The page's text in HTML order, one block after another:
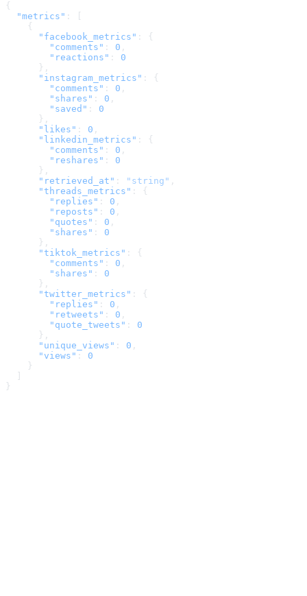
{
  "metrics"
: [
    {
      "facebook_metrics"
: {
        "comments"
: 0 ,
        "reactions"
: 0
      },
      "instagram_metrics"
: {
        "comments"
: 0 ,
        "shares"
: 0 ,
        "saved"
: 0
      },
      "likes"
: 0 ,
      "linkedin_metrics"
: {
        "comments"
: 0 ,
        "reshares"
: 0
      },
      "retrieved_at"
: "string" ,
      "threads_metrics"
: {
        "replies"
: 0 ,
        "reposts"
: 0 ,
        "quotes"
: 0 ,
        "shares"
: 0
      },
      "tiktok_metrics"
: {
        "comments"
: 0 ,
        "shares"
: 0
      },
      "twitter_metrics"
: {
        "replies"
: 0 ,
        "retweets"
: 0 ,
        "quote_tweets"
: 0
      },
      "unique_views"
: 0 ,
      "views"
: 0
    }
}